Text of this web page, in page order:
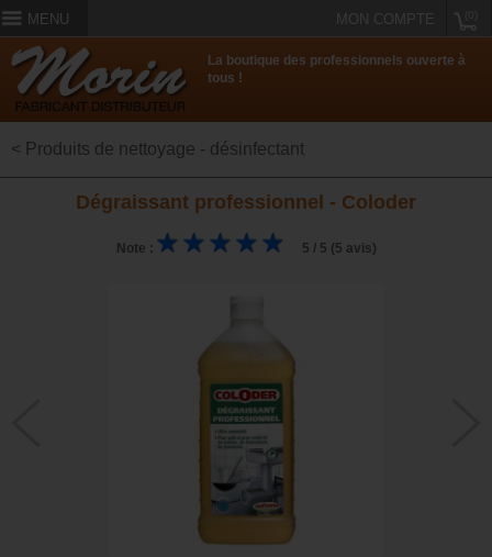
MENU MON COMPTE
La boutique des professionnels ouverte à
tous !
< Produits de nettoyage - désinfectant
Dégraissant professionnel - Coloder
Note : 5 / 5 (5 avis)